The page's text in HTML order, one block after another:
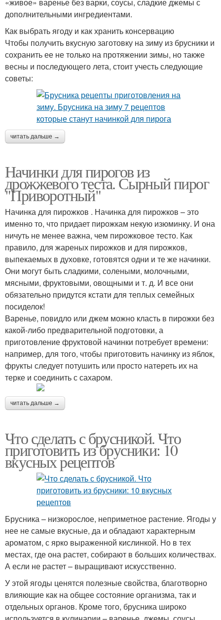
дополнительными ингредиентами.
Как выбрать ягоду и как хранить консервацию
Чтобы получить вкусную заготовку на зиму из брусники и
сохранить ее не только на протяжении зимы, но также
весны и последующего лета, стоит учесть следующие
советы:
читать дальше →
Начинки для пирогов из
дрожжевого теста. Сырный пирог
"Приворотный"
Начинка для пирожков . Начинка для пирожков – это
именно то, что придает пирожкам некую изюминку. И она
ничуть не менее важна, чем пирожковое тесто. Как
правило, для жареных пирожков и для пирожков,
выпекаемых в духовке, готовятся одни и те же начинки.
Они могут быть сладкими, солеными, молочными,
мясными, фруктовыми, овощными и т. д. И все они
обязательно придутся кстати для теплых семейных
посиделок!
Варенье, повидло или джем можно класть в пирожки без
какой-либо предварительной подготовки, а
приготовление фруктовой начинки потребует времени:
например, для того, чтобы приготовить начинку из яблок,
фрукты следует потушить или просто натереть их на
терке и соединить с сахаром.
читать дальше →
Что сделать с брусникой. Что
приготовить из брусники: 10
вкусных рецептов
Брусника – низкорослое, неприметное растение. Ягоды у
нее не самые вкусные, да и обладают характерным
ароматом, с ярко выраженной кислинкой. Но в тех
местах, где она растет, собирают в больших количествах.
А если не растет – выращивают искусственно.
У этой ягоды ценятся полезные свойства, благотворно
влияющие как на общее состояние организма, так и
отдельных органов. Кроме того, брусника широко